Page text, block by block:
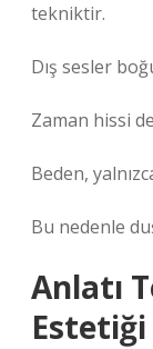
tekniktir.
Dış sesler
Zaman hissi
Beden,
Bu nedenle
Anlatı
Estetiği